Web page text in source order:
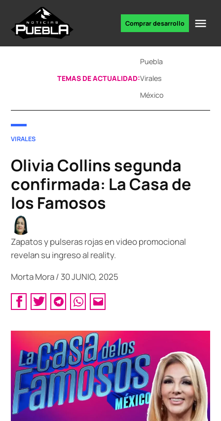
content
Comprar desarrollo
TEMAS DE ACTUALIDAD:
Puebla
Virales
México
POSTED
VIRALES
Olivia Collins segunda
confirmada: La Casa de
los Famosos
Zapatos y pulseras rojas en video promocional
revelan su ingreso al reality.
Morta Mora/ 30 JUNIO, 2025